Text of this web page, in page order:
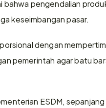
pengendalian
keseimbangan pasar.
dengan
pemerintah agar batu
ESDM,